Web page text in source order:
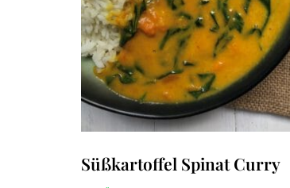
Süßkartoffel Spinat Curry